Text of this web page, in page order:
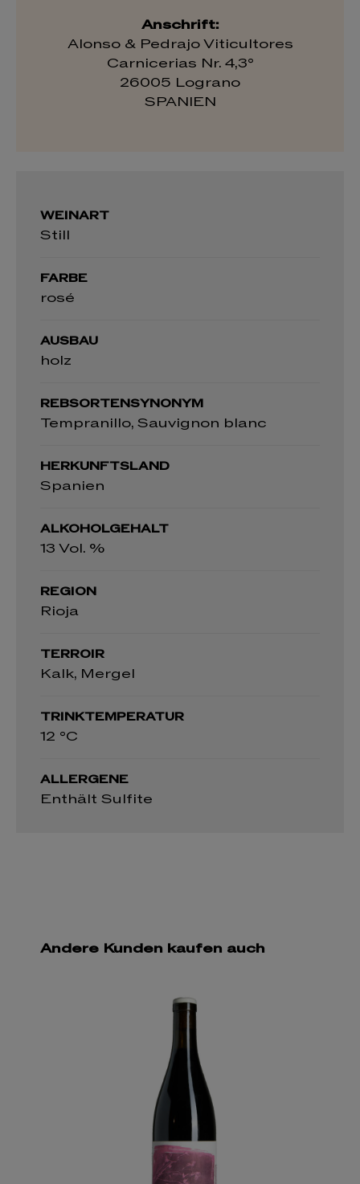
WEINART
Still
FARBE
rosé
AUSBAU
holz
REBSORTENSYNONYM
Tempranillo, Sauvignon blanc
HERKUNFTSLAND
Spanien
ALKOHOLGEHALT
13 Vol. %
REGION
Rioja
TERROIR
Kalk, Mergel
TRINKTEMPERATUR
12 °C
ALLERGENE
Enthält Sulfite
Anschrift:
Alonso & Pedrajo Viticultores
Carnicerias Nr. 4,3°
26005 Lograno
SPANIEN
Andere Kunden kaufen auch